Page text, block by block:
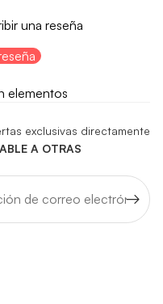
una reseña
elementos
exclusivas directamente
A OTRAS